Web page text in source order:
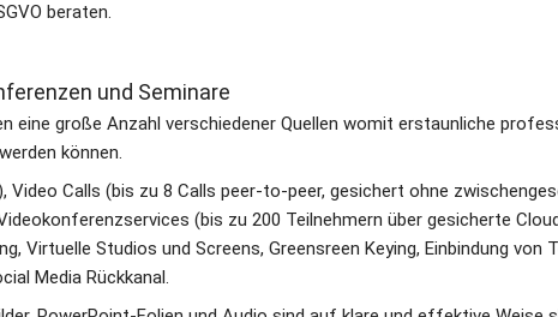
beraten.
und Seminare
eine große Anzahl verschiedener Quellen womit erstaunliche
können.
Video Calls (bis zu 8 Calls peer-to-peer, gesichert ohne
Videokonferenzservices (bis zu 200 Teilnehmern über
Virtuelle Studios und Screens, Greensreen Keying, Einbindung von
Media Rückkanal.